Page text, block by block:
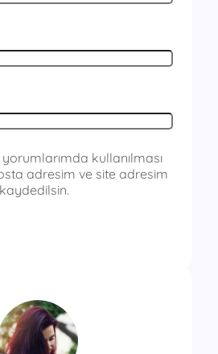
kullanılması
adresim ve site adresim